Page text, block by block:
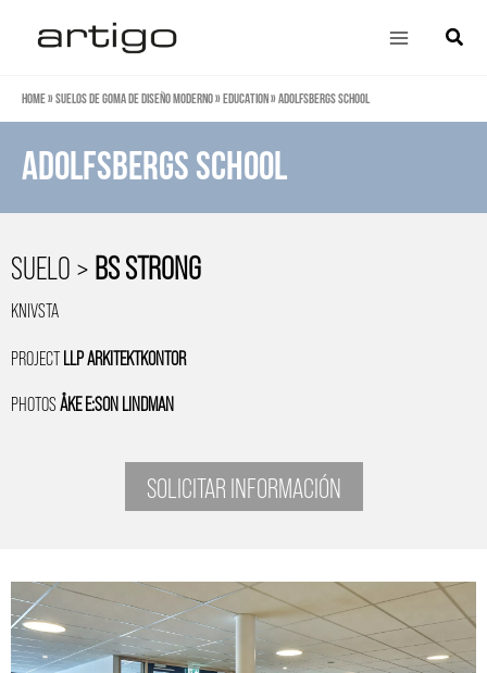
contenido
Main
Home»Suelos de goma de diseño moderno»Education»Adolfsbergs school
Adolfsbergs school
SUELO >BS STRONG
KNIVSTA
PROJECTLLP ARKITEKTKONTOR
PHOTOSÅKE E:SON LINDMAN
SOLICITAR INFORMACIÓN